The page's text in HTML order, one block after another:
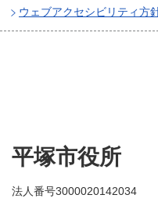
ウェブアクセシビリティ方
平塚市役所
法人番号3000020142034